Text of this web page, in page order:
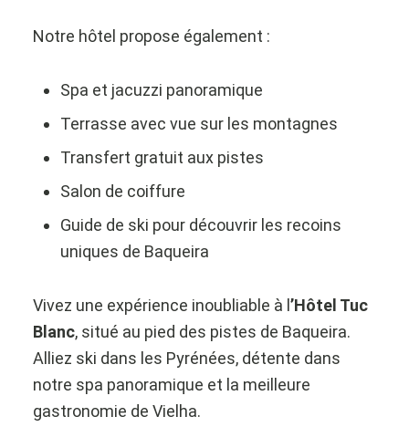
Notre hôtel propose également :
Spa et jacuzzi panoramique
Terrasse avec vue sur les montagnes
Transfert gratuit aux pistes
Salon de coiffure
Guide de ski pour découvrir les recoins
uniques de Baqueira
Vivez une expérience inoubliable à l ’Hôtel Tuc
Blanc, situé au pied des pistes de Baqueira.
Alliez ski dans les Pyrénées, détente dans
notre spa panoramique et la meilleure
gastronomie de Vielha.